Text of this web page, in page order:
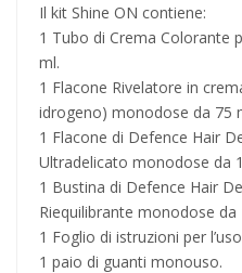
Il kit Shine ON contiene:
1 Tubo di Crema Colorante
ml.
1 Flacone Rivelatore in
idrogeno) monodose da 75
1 Flacone di Defence Hair
Ultradelicato monodose da
1 Bustina di Defence Hair
Riequilibrante monodose da
1 Foglio di istruzioni per
1 paio di guanti monouso.